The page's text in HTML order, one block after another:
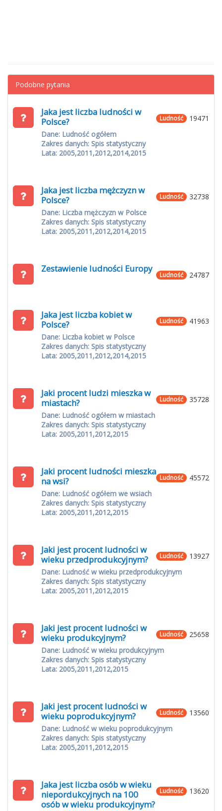
Podobne pytania
19471
Ludność
Jaka jest liczba ludności w
Polsce?
Dane: Ludność ogółem
Zakres danych: Spis statystyczny
Lata: 2005,2011,2012,2014,2015
32738
Ludność
Jaka jest liczba mężczyzn w
Polsce?
Dane: Liczba mężczyzn w Polsce
Zakres danych: Spis statystyczny
Lata: 2005,2011,2012,2014,2015
24787
Ludność
Zestawienie ludności Europy
41963
Ludność
Jaka jest liczba kobiet w
Polsce?
Dane: Liczba kobiet w Polsce
Zakres danych: Spis statystyczny
Lata: 2005,2011,2012,2014,2015
35728
Ludność
Jaki procent ludzi mieszka w
miastach?
Dane: Ludność ogółem w miastach
Zakres danych: Spis statystyczny
Lata: 2005,2011,2012,2015
45572
Ludność
Jaki procent ludności mieszka
na wsi?
Dane: Ludność ogółem we wsiach
Zakres danych: Spis statystyczny
Lata: 2005,2011,2012,2015
13927
Ludność
Jaki jest procent ludności w
wieku przedprodukcyjnym?
Dane: Ludność w wieku przedprodukcyjnym
Zakres danych: Spis statystyczny
Lata: 2005,2011,2012,2015
25658
Ludność
Jaki jest procent ludności w
wieku produkcyjnym?
Dane: Ludność w wieku produkcyjnym
Zakres danych: Spis statystyczny
Lata: 2005,2011,2012,2015
13560
Ludność
Jaki jest procent ludności w
wieku poprodukcyjnym?
Dane: Ludność w wieku poprodukcyjnym
Zakres danych: Spis statystyczny
Lata: 2005,2011,2012,2015
13620
Ludność
Jaka jest liczba osób w wieku
niepordukcyjnych na 100
osób w wieku produkcyjnym?